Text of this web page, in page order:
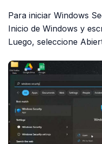
Para iniciar Windows
Inicio de Windows y
Luego, seleccione